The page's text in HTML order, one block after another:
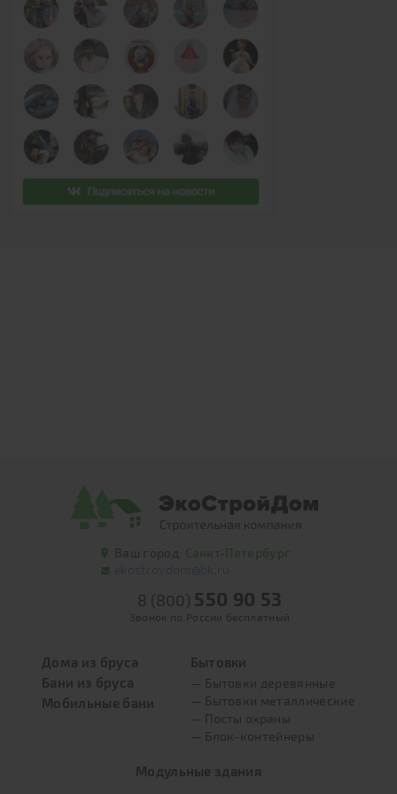
Санкт-Петербург
8 (800) 550 90 53
Звонок по России бесплатный
Дома из бруса
Бани из бруса
Мобильные бани
Бытовки
— Бытовки деревянные
— Бытовки металлические
— Посты охраны
— Блок-контейнеры
Модульные здания